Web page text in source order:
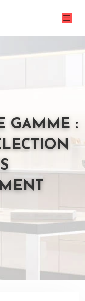
GAMME :